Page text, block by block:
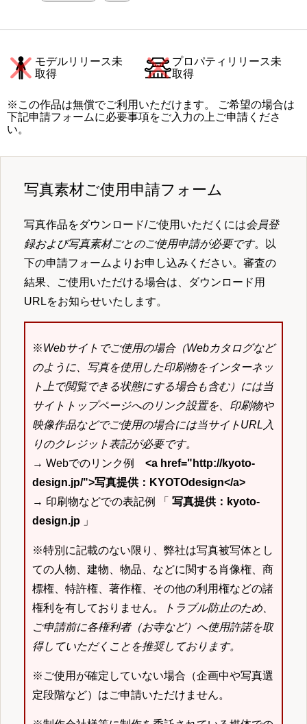
モデルリリース未
取得
プロパティリリース未
取得
※この作品は無償でご利用いただけます。 ご希望の場合は
下記申請フォームに必要事項をご入力の上ご申請くださ
い。
写真素材ご使用申請フォーム
写真作品をダウンロード/ご使用いただくには会員登
録および写真素材ごとのご使用申請が必要です。以
下の申請フォームよりお申し込みください。審査の
結果、ご使用いただける場合は、ダウンロード用
URLをお知らせいたします。
※Webサイトでご使用の場合（Webカタログなど
のように、写真を使用した印刷物をインターネッ
ト上で閲覧できる状態にする場合も含む）には当
サイトトップページへのリンク設置を、印刷物や
映像作品などでご使用の場合には当サイトURL入
りのクレジット表記が必要です。
→ Webでのリンク例 <a href="http://kyoto-
design.jp/">写真提供：KYOTOdesign</a>
→ 印刷物などでの表記例 「 写真提供：kyoto-
design.jp 」
※特別に記載のない限り、弊社は写真被写体とし
ての人物、建物、物品、などに関する肖像権、商
標権、特許権、著作権、その他の利用権などの諸
権利を有しておりません。
トラブル防止のため、
ご申請前に各権利者（お寺など）へ使用許諾を取
得していただくことを推奨しております。
※ご使用が確定していない場合（企画中や写真選
定段階など）はご申請いただけません。